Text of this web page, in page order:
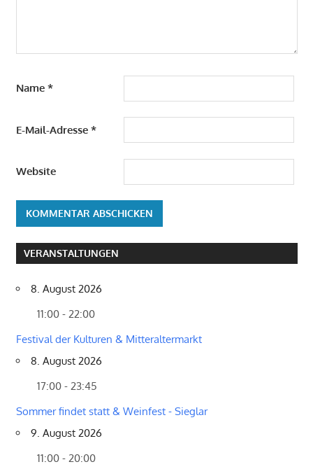
Name *
E-Mail-Adresse *
Website
VERANSTALTUNGEN
8. August 2026
11:00 - 22:00
Festival der Kulturen & Mitteraltermarkt
8. August 2026
17:00 - 23:45
Sommer findet statt & Weinfest - Sieglar
9. August 2026
11:00 - 20:00